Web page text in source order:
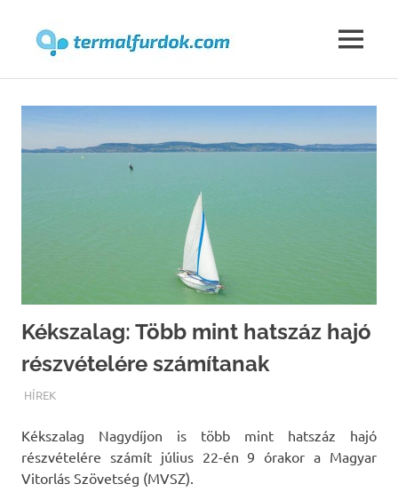
content
MENU
Kékszalag: Több mint hatszáz hajó
részvételére számítanak
TERMALFURDOK.COM
HÍREK
Kékszalag Nagydíjon is több mint hatszáz hajó
részvételére számít július 22-én 9 órakor a Magyar
Vitorlás Szövetség (MVSZ).